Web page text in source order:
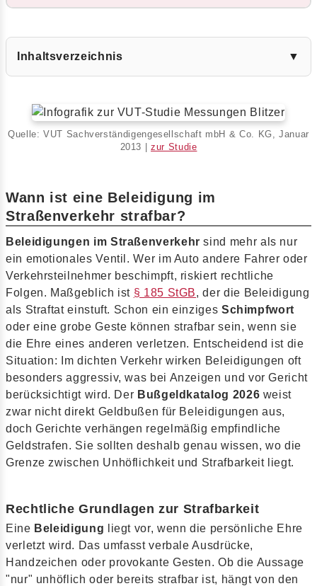
Inhaltsverzeichnis ▼
Quelle: VUT Sachverständigengesellschaft mbH & Co. KG, Januar
2013 |zur Studie
Wann ist eine Beleidigung im
Straßenverkehr strafbar?
Beleidigungen im Straßenverkehr sind mehr als nur
ein emotionales Ventil. Wer im Auto andere Fahrer oder
Verkehrsteilnehmer beschimpft, riskiert rechtliche
Folgen. Maßgeblich ist § 185 StGB, der die Beleidigung
als Straftat einstuft. Schon ein einziges Schimpfwort
oder eine grobe Geste können strafbar sein, wenn sie
die Ehre eines anderen verletzen. Entscheidend ist die
Situation: Im dichten Verkehr wirken Beleidigungen oft
besonders aggressiv, was bei Anzeigen und vor Gericht
berücksichtigt wird. Der Bußgeldkatalog 2026 weist
zwar nicht direkt Geldbußen für Beleidigungen aus,
doch Gerichte verhängen regelmäßig empfindliche
Geldstrafen. Sie sollten deshalb genau wissen, wo die
Grenze zwischen Unhöflichkeit und Strafbarkeit liegt.
Rechtliche Grundlagen zur Strafbarkeit
Eine Beleidigung liegt vor, wenn die persönliche Ehre
verletzt wird. Das umfasst verbale Ausdrücke,
Handzeichen oder provokante Gesten. Ob die Aussage
"nur" unhöflich oder bereits strafbar ist, hängt von den